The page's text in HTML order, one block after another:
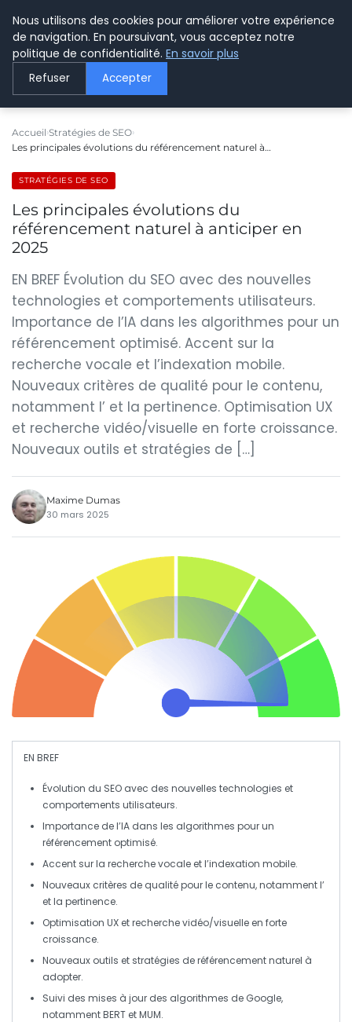
LE WEBMARKETING
Accueil Stratégies de SEO
Les principales évolutions du référencement naturel à…
STRATÉGIES DE SEO
Les principales évolutions du
référencement naturel à anticiper en
2025
EN BREF Évolution du SEO avec des nouvelles
technologies et comportements utilisateurs.
Importance de l’IA dans les algorithmes pour un
référencement optimisé. Accent sur la
recherche vocale et l’indexation mobile.
Nouveaux critères de qualité pour le contenu,
notamment l’ et la pertinence. Optimisation UX
et recherche vidéo/visuelle en forte croissance.
Nouveaux outils et stratégies de […]
Maxime Dumas
30 mars 2025
EN BREF
Évolution du SEO avec des nouvelles technologies et
comportements utilisateurs.
Importance de l’IA dans les algorithmes pour un
référencement optimisé.
Accent sur la recherche vocale et l’indexation mobile.
Nouveaux critères de qualitépour le contenu, notamment l’
et la pertinence.
Optimisation UX etrecherche vidéo/visuelle en forte
croissance.
Nouveaux outils et stratégies deréférencement naturel à
adopter.
Suivi des mises à jour des algorithmes de Google,
notammentBERT etMUM.
Nous utilisons des cookies pour améliorer votre expérience
de navigation. En poursuivant, vous acceptez notre
politique de confidentialité. En savoir plus
Refuser Accepter